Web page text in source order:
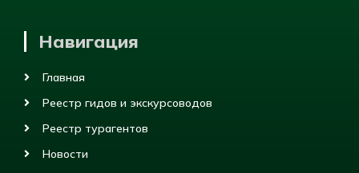
Навигация
Главная
Реестр гидов и экскурсоводов
Реестр турагентов
Новости